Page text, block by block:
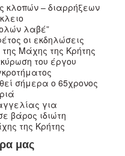
κλοπών – διαρρήξεων
λαβέ”
οι εκδηλώσεις
Μάχης της Κρήτης
του έργου
σήμερα ο 65χρονος
για
βάρος ιδιώτη
της Κρήτης
μας